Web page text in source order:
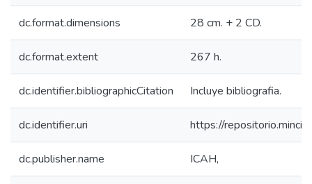
dc.format.dimensions 28 cm. + 2 CD.
dc.format.extent 267 h.
dc.identifier.bibliographicCitation Incluye bibliografia.
dc.identifier.uri https://
dc.publisher.name ICAH,